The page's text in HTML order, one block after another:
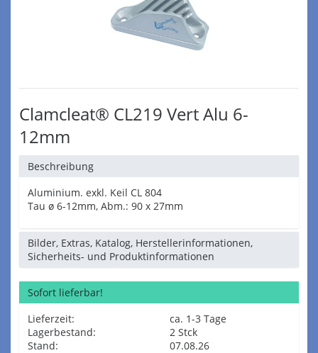
Clamcleat® CL219 Vert Alu 6-
12mm
Beschreibung
Aluminium. exkl. Keil CL 804
Tau ø 6-12mm, Abm.: 90 x 27mm
Bilder, Extras, Katalog, Herstellerinformationen,
Sicherheits- und Produktinformationen
Sofort lieferbar!
Lieferzeit:
ca. 1-3 Tage
Lagerbestand:
2 Stck
Stand:
07.08.26